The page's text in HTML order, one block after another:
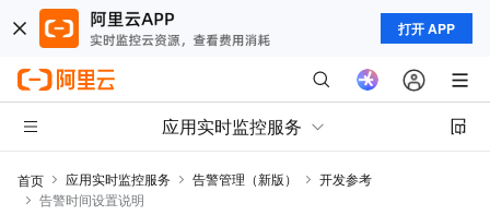
打开 APP
应用实时监控服务
首页 应用实时监控服务 告警管理（新版）
开发参考
告警时间设置说明